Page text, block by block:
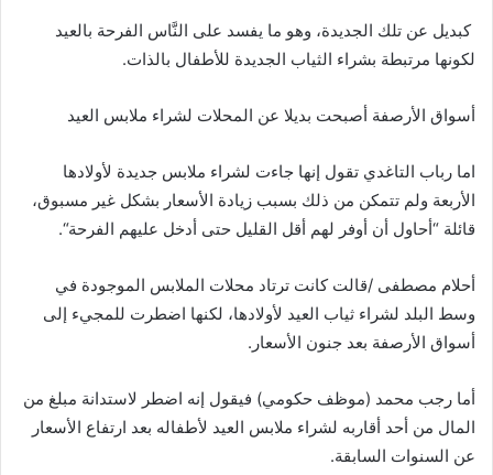
كبديل عن تلك الجديدة، وهو ما يفسد على النَّاس الفرحة بالعيد
لكونها مرتبطة بشراء الثياب الجديدة للأطفال بالذات.
أسواق الأرصفة أصبحت بديلا عن المحلات لشراء ملابس العيد
اما رباب التاغدي تقول إنها جاءت لشراء ملابس جديدة لأولادها
الأربعة ولم تتمكن من ذلك بسبب زيادة الأسعار بشكل غير مسبوق،
قائلة “أحاول أن أوفر لهم أقل القليل حتى أدخل عليهم الفرحة“.
أحلام مصطفى /قالت كانت ترتاد محلات الملابس الموجودة في
وسط البلد لشراء ثياب العيد لأولادها، لكنها اضطرت للمجيء إلى
أسواق الأرصفة بعد جنون الأسعار .
أما رجب محمد (موظف حكومي) فيقول إنه اضطر لاستدانة مبلغ من
المال من أحد أقاربه لشراء ملابس العيد لأطفاله بعد ارتفاع الأسعار
عن السنوات السابقة.